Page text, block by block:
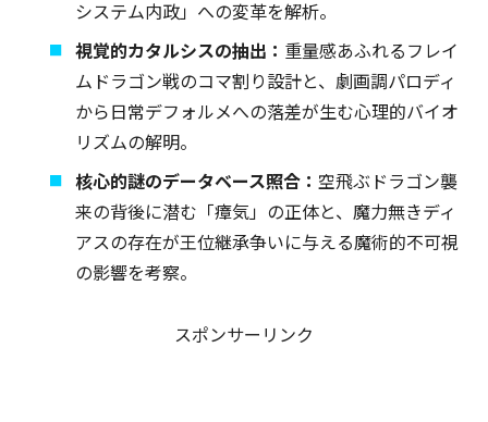
システム内政」への変革を解析。
視覚的カタルシスの抽出： 重量感あふれるフレイ
ムドラゴン戦のコマ割り設計と、劇画調パロディ
から日常デフォルメへの落差が生む心理的バイオ
リズムの解明。
核心的謎のデータベース照合：空飛ぶドラゴン襲
来の背後に潜む「瘴気」の正体と、魔力無きディ
アスの存在が王位継承争いに与える魔術的不可視
の影響を考察。
スポンサーリンク